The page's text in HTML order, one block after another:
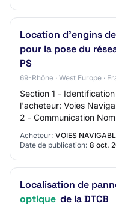
Location d’engins
pour la pose du
PS
69-Rhône · West Europe ·
Section 1 -
l'acheteur: Voies
2 - Communication
Acheteur: VOIES
Date de publication: 8 oct.
Localisation de
optique de la DTCB